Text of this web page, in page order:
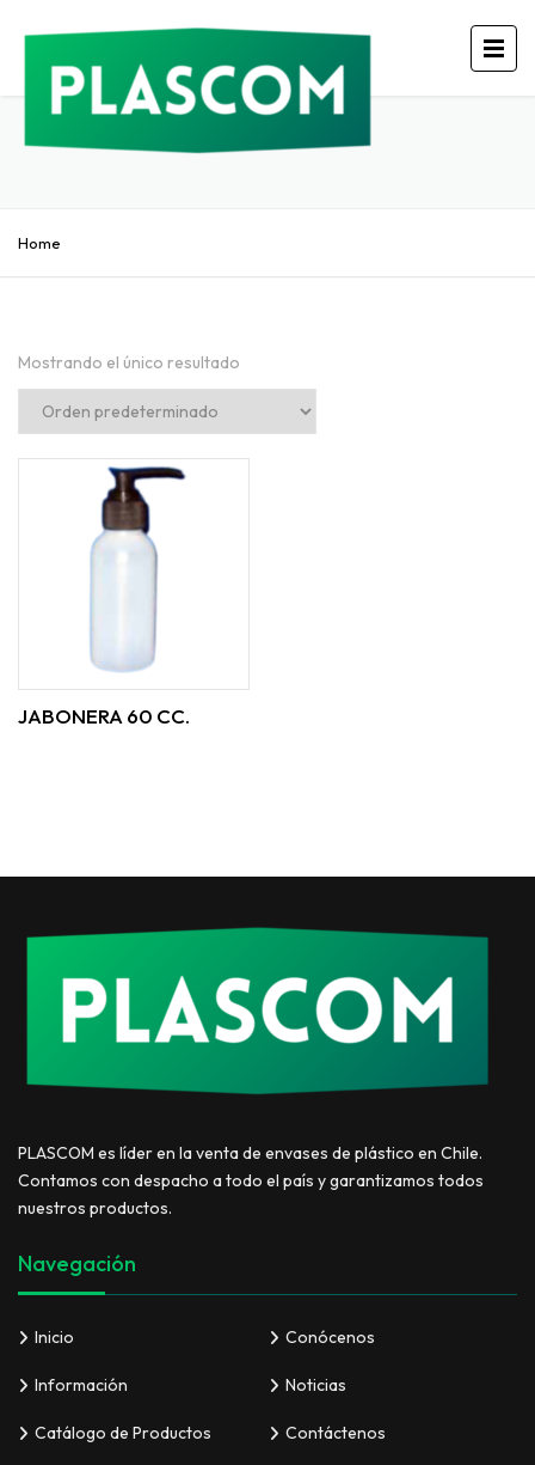
Home
Mostrando el único resultado
JABONERA 60 CC.
PLASCOM es líder en la venta de envases de plástico en Chile.
Contamos con despacho a todo el país y garantizamos todos
nuestros productos.
Navegación
Inicio Conócenos
Información Noticias
Catálogo de Productos Contáctenos